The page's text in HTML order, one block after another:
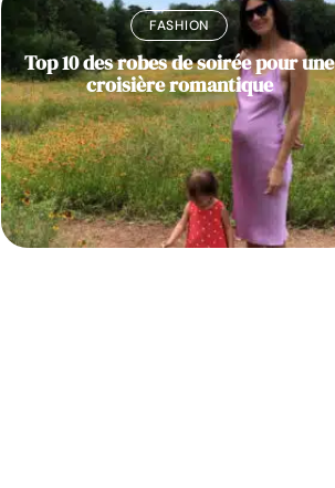
FASHION
Top 10 des robes de soirée pour une
croisière romantique